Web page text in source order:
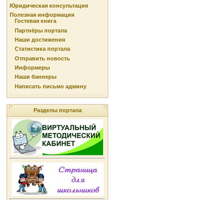
Юридическая консультация
Полезная информация
Гостевая книга
Партнёры портала
Наши достижения
Статистика портала
Отправить новость
Информеры
Наши баннеры
Написать письмо админу
Разделы портала